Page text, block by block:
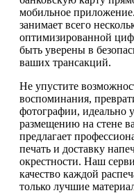
мобильное
занимает всего
оптимизированной
быть уверены в
ваших трансакций.
Не упустите
воспоминания,
фотографии, идеально
размещению на стене
предлагает
печать и доставку
окрестности. Наш
качество каждой
только лучшие